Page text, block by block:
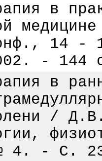
в
14 -
- 144
в
/
4. - С.